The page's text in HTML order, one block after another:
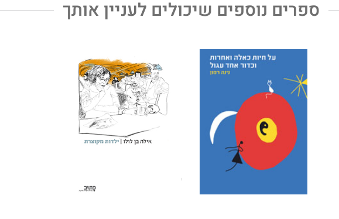
ספרים נוספים שיכולים לעניין אותך